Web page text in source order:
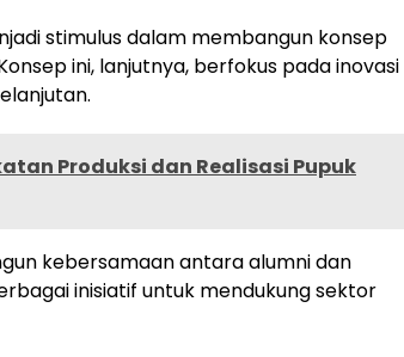
stimulus dalam membangun konsep
ini, lanjutnya, berfokus pada inovasi
Produksi dan Realisasi Pupuk
kebersamaan antara alumni dan
inisiatif untuk mendukung sektor